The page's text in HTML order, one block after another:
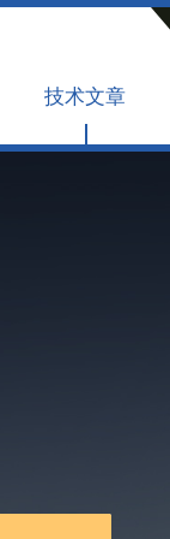
技术文章